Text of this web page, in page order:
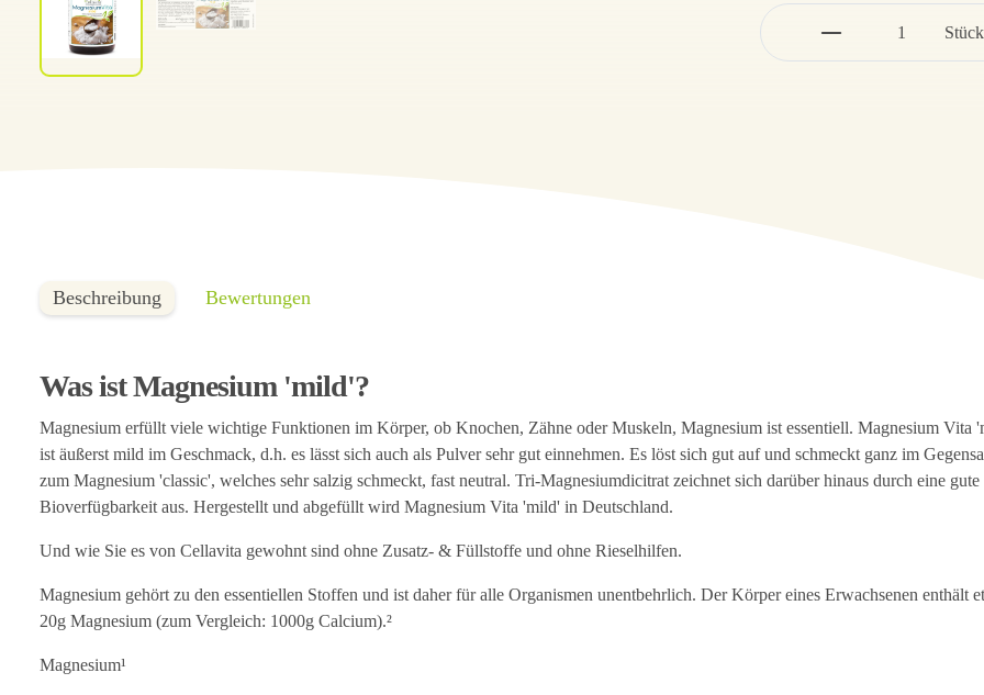
Stück
Beschreibung Bewertungen
Was ist Magnesium 'mild'?
Magnesium erfüllt viele wichtige Funktionen im Körper, ob Knochen, Zähne oder Muskeln, Magnesium ist essentiell. Magnesium Vita
ist äußerst mild im Geschmack, d.h. es lässt sich auch als Pulver sehr gut einnehmen. Es löst sich gut auf und schmeckt ganz im
zum Magnesium 'classic', welches sehr salzig schmeckt, fast neutral. Tri-Magnesiumdicitrat zeichnet sich darüber hinaus durch eine gute
Bioverfügbarkeit aus. Hergestellt und abgefüllt wird Magnesium Vita 'mild' in Deutschland.
Und wie Sie es von Cellavita gewohnt sind ohne Zusatz- & Füllstoffe und ohne Rieselhilfen.
Magnesium gehört zu den essentiellen Stoffen und ist daher für alle Organismen unentbehrlich. Der Körper eines Erwachsenen enthält
20g Magnesium (zum Vergleich: 1000g Calcium).²
Magnesium¹